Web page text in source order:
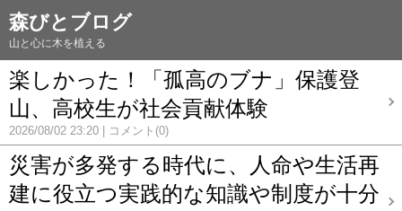
森びとブログ
山と心に木を植える
楽しかった！「孤高のブナ」保護登
山、高校生が社会貢献体験
2026/08/02 23:20 コメント(0)
災害が多発する時代に、人命や生活再
建に役立つ実践的な知識や制度が十分